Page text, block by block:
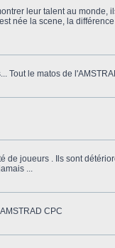
leur talent au monde,
née la scene, la
Tout le matos de
de joueurs . Ils sont
...
CPC